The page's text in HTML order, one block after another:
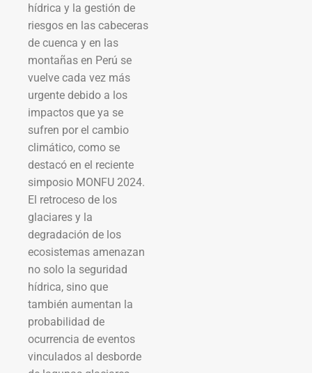
hídrica y la gestión de
riesgos en las cabeceras
de cuenca y en las
montañas en Perú se
vuelve cada vez más
urgente debido a los
impactos que ya se
sufren por el cambio
climático, como se
destacó en el reciente
simposio MONFU 2024.
El retroceso de los
glaciares y la
degradación de los
ecosistemas amenazan
no solo la seguridad
hídrica, sino que
también aumentan la
probabilidad de
ocurrencia de eventos
vinculados al desborde